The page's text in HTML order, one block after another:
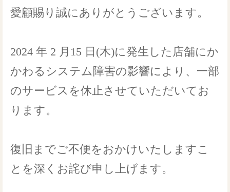
愛顧賜り誠にありがとうございます。
2024 年 2 月15 日(木)に発生した店舗にか
かわるシステム障害の影響により、一部
のサービスを休止させていただいてお
ります。
復旧までご不便をおかけいたしますこ
とを深くお詫び申し上げます。